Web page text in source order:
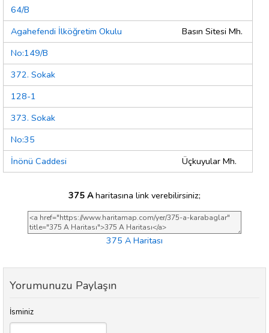
64/B
Agahefendi İlköğretim Okulu
Basın Sitesi Mh.
No:149/B
372. Sokak
128-1
373. Sokak
No:35
İnönü Caddesi
Üçkuyular Mh.
375 Aharitasına link verebilirsiniz;
375 A Haritası
Yorumunuzu Paylaşın
İsminiz